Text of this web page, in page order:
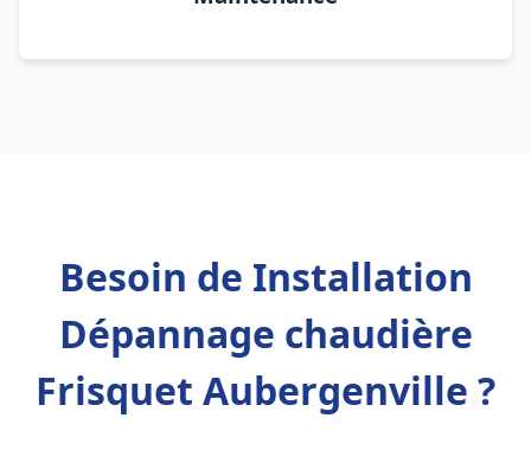
Besoin de Installation
Dépannage chaudière
Frisquet Aubergenville ?